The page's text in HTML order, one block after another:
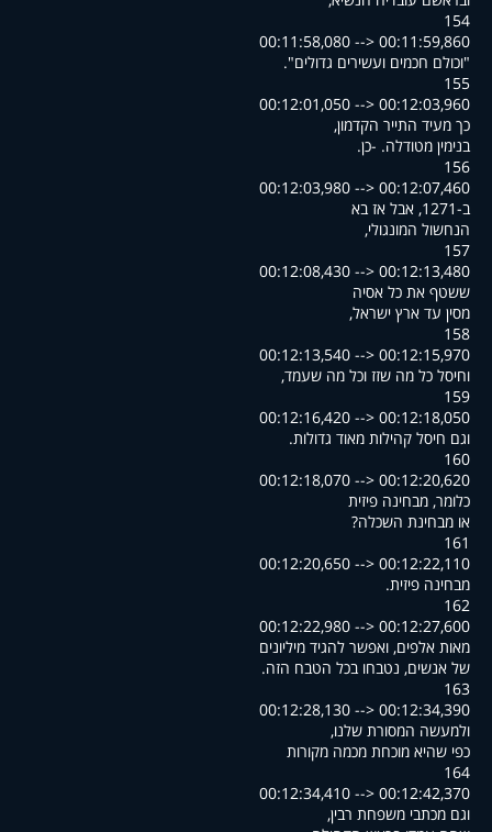
154
00:11:58,080 --> 00:11:59,860
."וכולם חכמים ועשירים גדולים"
155
00:12:01,050 --> 00:12:03,960
,כך מעיד התייר הקדמון
.בנימין מטודלה. -כן
156
00:12:03,980 --> 00:12:07,460
ב-1271, אבל אז בא
,הנחשול המונגולי
157
00:12:08,430 --> 00:12:13,480
ששטף את כל אסיה
,מסין עד ארץ ישראל
158
00:12:13,540 --> 00:12:15,970
,וחיסל כל מה שזז וכל מה שעמד
159
00:12:16,420 --> 00:12:18,050
.וגם חיסל קהילות מאוד גדולות
160
00:12:18,070 --> 00:12:20,620
כלומר, מבחינה פיזית
?או מבחינת השכלה
161
00:12:20,650 --> 00:12:22,110
.מבחינה פיזית
162
00:12:22,980 --> 00:12:27,600
מאות אלפים, ואפשר להגיד מיליונים
.של אנשים, נטבחו בכל הטבח הזה
163
00:12:28,130 --> 00:12:34,390
,ולמעשה המסורת שלנו
כפי שהיא מוכחת מכמה מקורות
164
00:12:34,410 --> 00:12:42,370
,וגם מכתבי משפחת רבין